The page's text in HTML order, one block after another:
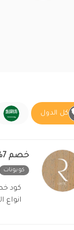
كل الدول
خصم 7%
كوبونات
انواع